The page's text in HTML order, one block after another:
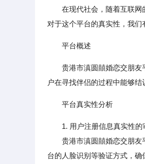
在现代社会，随着互联网
对于这个平台的真实性，我们
平台概述
贵港市滇圆囍婚恋交朋
户在寻找伴侣的过程中能够结
平台真实性分析
1. 用户注册信息真实性的
贵港市滇圆囍婚恋交朋友平
台的人脸识别等验证方式，确